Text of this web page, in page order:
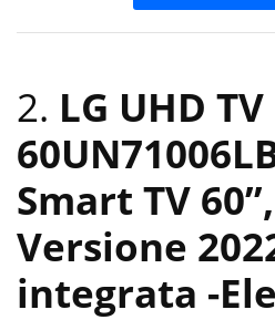
2. LG UHD TV
Smart TV
Versione
integrata -